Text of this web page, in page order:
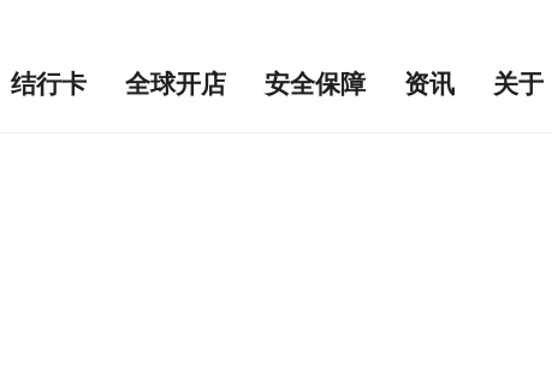
结行卡 全球开店 安全保障 资讯 关于